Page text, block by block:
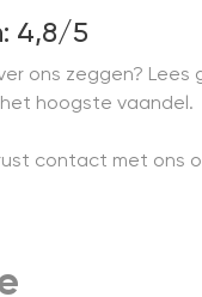
4,8/5
ons zeggen?
hoogste vaandel.
contact met ons